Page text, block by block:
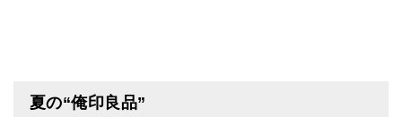
夏の“俺印良品”